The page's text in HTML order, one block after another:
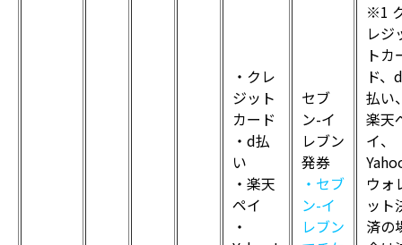
・クレ
ジット
カード
・d払
い
・楽天
ペイ
・
セブ
ン-イ
レブン
発券
・セブ
ン-イ
レブン
※1
レジ
トカ
ド、d
払い
楽天
イ、
ウォ
ット
済の